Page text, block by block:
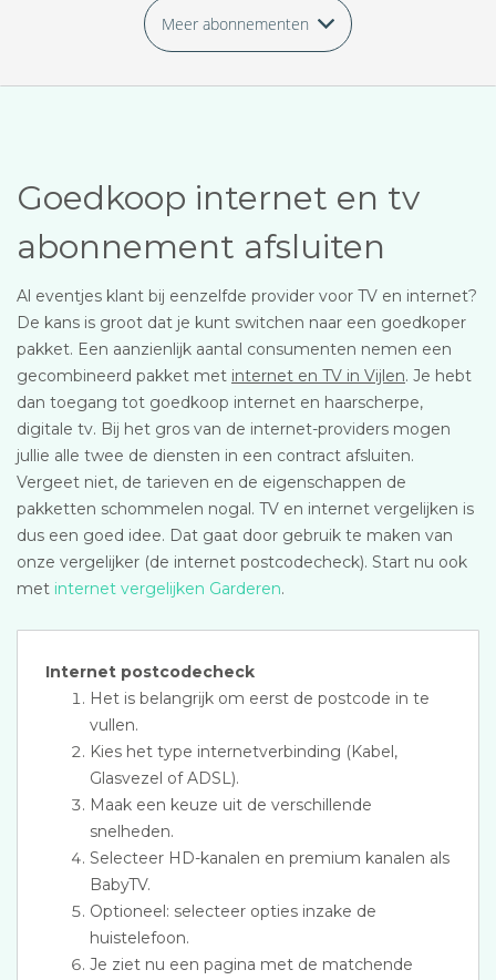
Meer abonnementen
Goedkoop internet en tv
abonnement afsluiten
Al eventjes klant bij eenzelfde provider voor TV en internet?
De kans is groot dat je kunt switchen naar een goedkoper
pakket. Een aanzienlijk aantal consumenten nemen een
gecombineerd pakket met internet en TV in Vijlen. Je hebt
dan toegang tot goedkoop internet en haarscherpe,
digitale tv. Bij het gros van de internet-providers mogen
jullie alle twee de diensten in een contract afsluiten.
Vergeet niet, de tarieven en de eigenschappen de
pakketten schommelen nogal. TV en internet vergelijken is
dus een goed idee. Dat gaat door gebruik te maken van
onze vergelijker (de internet postcodecheck). Start nu ook
met internet vergelijken Garderen.
Internet postcodecheck
Het is belangrijk om eerst de postcode in te
vullen.
Kies het type internetverbinding (Kabel,
Glasvezel of ADSL).
Maak een keuze uit de verschillende
snelheden.
Selecteer HD-kanalen en premium kanalen als
BabyTV.
Optioneel: selecteer opties inzake de
huistelefoon.
Je ziet nu een pagina met de matchende